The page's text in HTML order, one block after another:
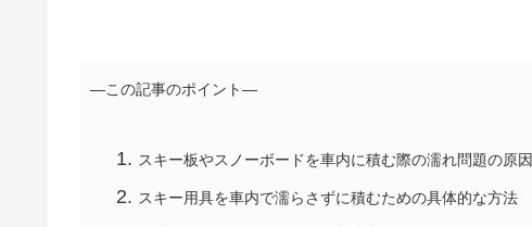
―この記事のポイント―
スキー板やスノーボードを車内に積む際の濡れ問題の原因
スキー用具を車内で濡らさずに積むための具体的な方法